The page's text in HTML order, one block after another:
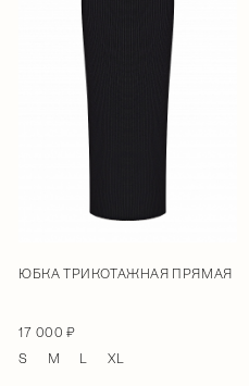
ЮБКА ТРИКОТАЖНАЯ ПРЯМАЯ
17 000 ₽
S
M L XL